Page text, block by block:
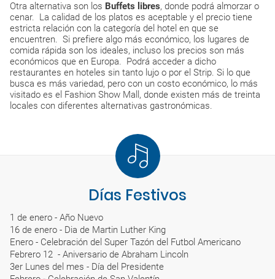
Otra alternativa son los Buffets libres, donde podrá almorzar o
cenar. La calidad de los platos es aceptable y el precio tiene
estricta relación con la categoría del hotel en que se
encuentren. Si prefiere algo más económico, los lugares de
comida rápida son los ideales, incluso los precios son más
económicos que en Europa. Podrá acceder a dicho
restaurantes en hoteles sin tanto lujo o por el Strip. Si lo que
busca es más variedad, pero con un costo económico, lo más
visitado es el Fashion Show Mall, donde existen más de treinta
locales con diferentes alternativas gastronómicas.
Días Festivos
1 de enero - Año Nuevo
16 de enero - Dia de Martin Luther King
Enero - Celebración del Super Tazón del Futbol Americano
Febrero 12 - Aniversario de Abraham Lincoln
3er Lunes del mes - Día del Presidente